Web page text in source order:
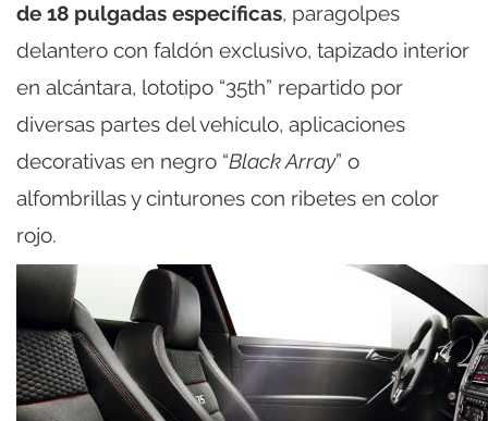
de 18 pulgadas específicas, paragolpes
delantero con faldón exclusivo, tapizado interior
en alcántara, lototipo “35th” repartido por
diversas partes del vehículo, aplicaciones
decorativas en negro “Black Array” o
alfombrillas y cinturones con ribetes en color
rojo.